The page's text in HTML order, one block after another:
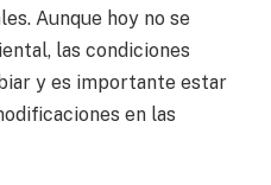
Aunque hoy no se
las condiciones
y es importante estar
en las